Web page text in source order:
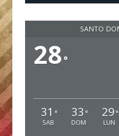
SANTO
28°
31 °
SAB
33 °
DOM
29 °
LUN